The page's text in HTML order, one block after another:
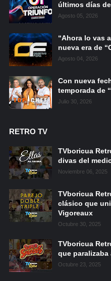
últimos días
Agosto 05, 2026
“Ahora lo vas
nueva era de
Agosto 04, 2026
Con nueva
temporada de
Julio 30, 2026
RETRO TV
TVboricua
divas del
Noviembre 06, 2025
TVboricua
clásico que
Vigoreaux
Octubre 30, 2025
TVboricua
que paralizaba
Octubre 23, 2025